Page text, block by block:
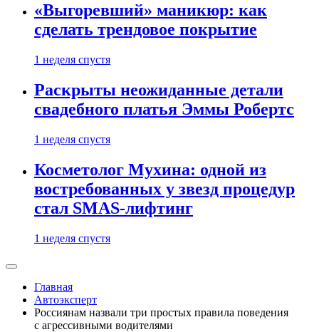
«Выгоревший» маникюр: как
сделать трендовое покрытие
1 неделя спустя
Раскрыты неожиданные детали
свадебного платья Эммы Робертс
1 неделя спустя
Косметолог Мухина: одной из
востребованных у звезд процедур
стал SMAS-лифтинг
1 неделя спустя
Главная
Автоэксперт
Россиянам назвали три простых правила поведения
с агрессивными водителями